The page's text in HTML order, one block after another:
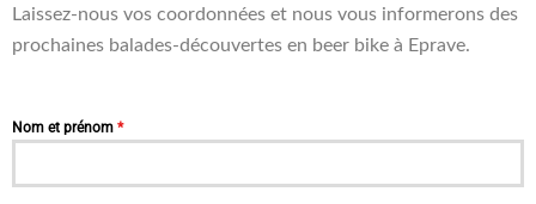
Laissez-nous vos coordonnées et nous vous informerons des
prochaines balades-découvertes en beer bike à Eprave.
Nom et prénom *